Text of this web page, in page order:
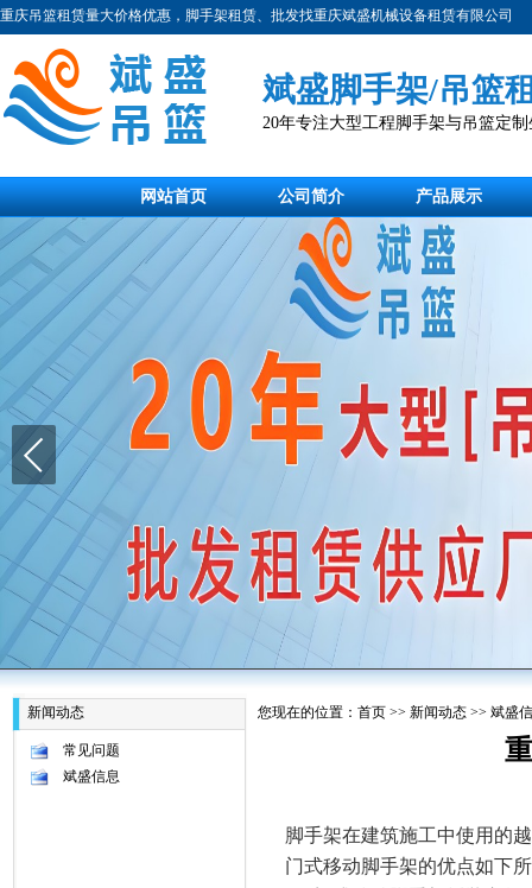
重庆吊篮租赁量大价格优惠，脚手架租赁、批发找重庆斌盛机械设备租赁有限公司
斌盛脚手架/吊篮
20年专注大型工程脚手架与吊篮定
网站首页 公司简介 产品展示
新闻动态
常见问题
斌盛信息
您现在的位置： 首页 >> 新闻动态 >> 斌盛
脚手架在建筑施工中使用的
门式移动脚手架的优点如下